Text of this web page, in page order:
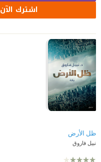
اشترك الآن
ظل الأرض
نبيل فاروق